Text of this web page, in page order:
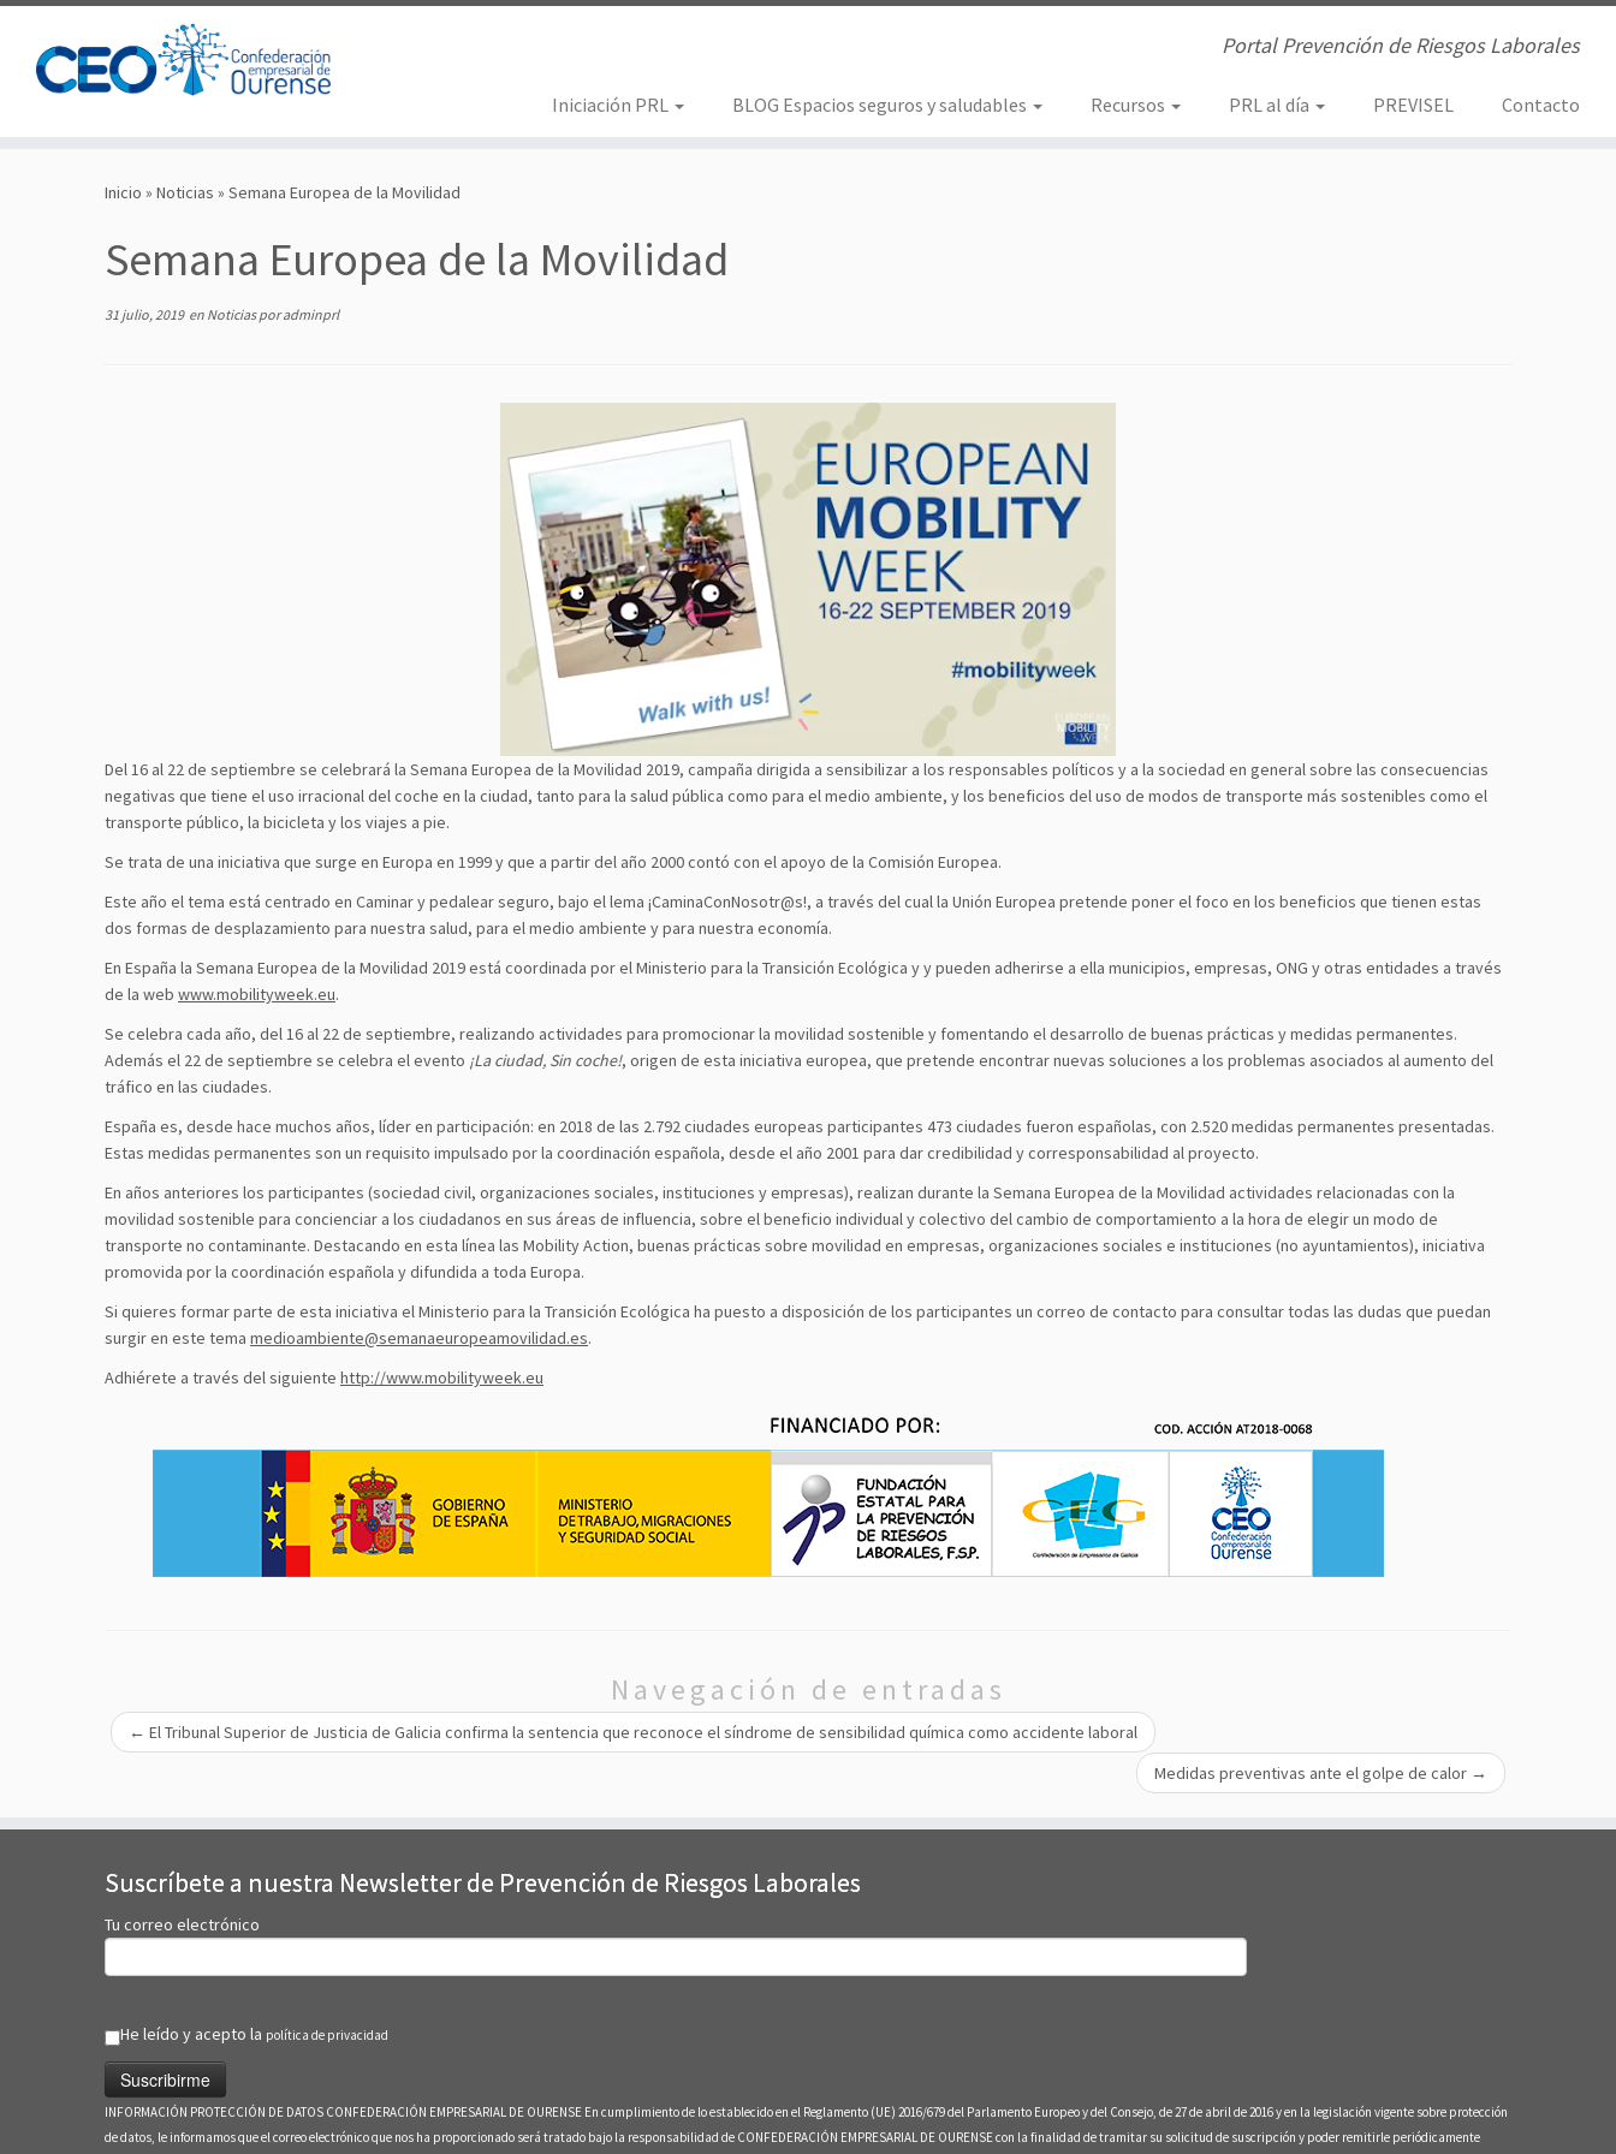
Portal Prevención de Riesgos Laborales
Iniciación PRL BLOG Espacios seguros y saludables Recursos PRL al día PREVISEL Contacto
Inicio » Noticias » Semana Europea de la Movilidad
Semana Europea de la Movilidad
31 julio, 2019en Noticiasporadminprl
Del 16 al 22 de septiembre se celebrará la Semana Europea de la Movilidad 2019, campaña dirigida a sensibilizar a los responsables políticos y a la sociedad en general sobre las consecuencias
negativas que tiene el uso irracional del coche en la ciudad, tanto para la salud pública como para el medio ambiente, y los beneficios del uso de modos de transporte más sostenibles como el
transporte público, la bicicleta y los viajes a pie.
Se trata de una iniciativa que surge en Europa en 1999 y que a partir del año 2000 contó con el apoyo de la Comisión Europea.
Este año el tema está centrado en Caminar y pedalear seguro, bajo el lema ¡CaminaConNosotr@s!, a través del cual la Unión Europea pretende poner el foco en los beneficios que tienen estas
dos formas de desplazamiento para nuestra salud, para el medio ambiente y para nuestra economía.
En España la Semana Europea de la Movilidad 2019 está coordinada por el Ministerio para la Transición Ecológica y y pueden adherirse a ella municipios, empresas, ONG y otras entidades a través
de la web www.mobilityweek.eu.
Se celebra cada año, del 16 al 22 de septiembre, realizando actividades para promocionar la movilidad sostenible y fomentando el desarrollo de buenas prácticas y medidas permanentes.
Además el 22 de septiembre se celebra el evento ¡La ciudad, Sin coche!, origen de esta iniciativa europea, que pretende encontrar nuevas soluciones a los problemas asociados al aumento del
tráfico en las ciudades.
España es, desde hace muchos años, líder en participación: en 2018 de las 2.792 ciudades europeas participantes 473 ciudades fueron españolas, con 2.520 medidas permanentes presentadas.
Estas medidas permanentes son un requisito impulsado por la coordinación española, desde el año 2001 para dar credibilidad y corresponsabilidad al proyecto.
En años anteriores los participantes (sociedad civil, organizaciones sociales, instituciones y empresas), realizan durante la Semana Europea de la Movilidad actividades relacionadas con la
movilidad sostenible para concienciar a los ciudadanos en sus áreas de influencia, sobre el beneficio individual y colectivo del cambio de comportamiento a la hora de elegir un modo de
transporte no contaminante. Destacando en esta línea las Mobility Action, buenas prácticas sobre movilidad en empresas, organizaciones sociales e instituciones (no ayuntamientos), iniciativa
promovida por la coordinación española y difundida a toda Europa.
Si quieres formar parte de esta iniciativa el Ministerio para la Transición Ecológica ha puesto a disposición de los participantes un correo de contacto para consultar todas las dudas que puedan
surgir en este tema medioambiente@semanaeuropeamovilidad.es.
Adhiérete a través del siguiente http://www.mobilityweek.eu
Navegación de entradas
← El Tribunal Superior de Justicia de Galicia confirma la sentencia que reconoce el síndrome de sensibilidad química como accidente laboral
Medidas preventivas ante el golpe de calor →
Suscríbete a nuestra Newsletter de Prevención de Riesgos Laborales
Tu correo electrónico
He leído y acepto la política de privacidad
INFORMACIÓN PROTECCIÓN DE DATOS CONFEDERACIÓN EMPRESARIAL DE OURENSE En cumplimiento de lo establecido en el Reglamento (UE) 2016/679 del Parlamento Europeo y del Consejo, de 27 de abril de 2016 y en la legislación vigente sobre protección
de datos, le informamos que el correo electrónico que nos ha proporcionado será tratado bajo la responsabilidad de CONFEDERACIÓN EMPRESARIAL DE OURENSE con la finalidad de tramitar su solicitud de suscripción y poder remitirle periódicamente